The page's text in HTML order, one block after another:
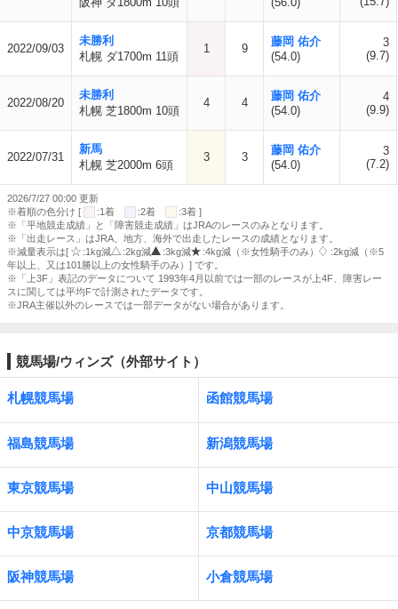
2022/09/03
未勝利
札幌 ダ1700m 11頭
1 9
藤岡 佑介
(54.0)
3
(9.7)
2022/08/20
未勝利
札幌 芝1800m 10頭
4 4
藤岡 佑介
(54.0)
4
(9.9)
2022/07/31
新馬
札幌 芝2000m 6頭
3 3
藤岡 佑介
(54.0)
3
(7.2)
2026/7/27 00:00 更新
※着順の色分け [
:1着 :2着
:3着 ]
※「平地競走成績」と「障害競走成績」はJRAのレースのみとなります。
※「出走レース」はJRA、地方、海外で出走したレースの成績となります。
※減量表示は[
:1kg減 :2kg減 :3kg減 :4kg減（※女性騎手のみ）
:2kg減（※5
年以上、又は101勝以上の女性騎手のみ）] です。
※「上3F」表記のデータについて 1993年4月以前では一部のレースが上4F、障害レー
スに関しては平均Fで計測されたデータです。
※JRA主催以外のレースでは一部データがない場合があります。
競馬場/ウィンズ（外部サイト）
札幌競馬場 函館競馬場
福島競馬場 新潟競馬場
東京競馬場 中山競馬場
中京競馬場 京都競馬場
阪神競馬場 小倉競馬場